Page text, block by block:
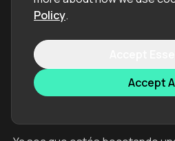
Policy.
Accept